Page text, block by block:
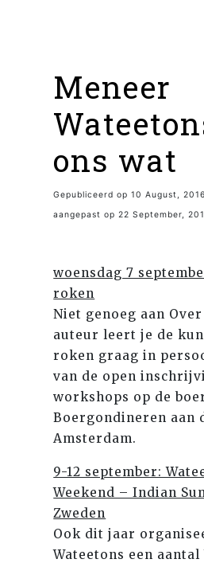
Meneer
ons wat
Gepubliceerd op 10 August,
aangepast op 22 September,
woensdag 7
roken
Niet genoeg aan Over
auteur leert je de
roken graag in
van de open
workshops op de
Boergondineren aan
Amsterdam.
9-12 september:
Weekend – Indian
Zweden
Ook dit jaar
Wateetons een aantal